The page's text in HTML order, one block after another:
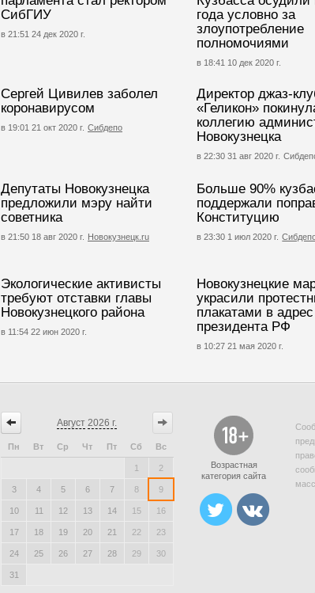
СибГИУ
в 21:51 24 дек 2020 г.
года условно за
злоупотребление
полномочиями
в 18:41 10 дек 2020 г.
Сергей Цивилев заболел
коронавирусом
в 19:01 21 окт 2020 г. Сибдепо
Директор джаз-
«Геликон»
коллегию
Новокузнецка
в 22:30 31 авг 2020 г.
Депутаты Новокузнецка
предложили мэру найти
советника
в 21:50 18 авг 2020 г. Новокузнецк.ru
Больше 90%
поддержали
Конституцию
в 23:30 1 июл 2020 г.
Экологические активисты
требуют отставки главы
Новокузнецкого района
в 11:54 22 июн 2020 г.
Новокузнецкие
украсили
плакатами в адрес
президента РФ
в 10:27 21 мая 2020 г.
Август 2026 г.
Пн Вт Ср Чт Пт Сб Вс
1 2
3 4 5 6 7 8 9
10 11 12 13 14 15 16
17 18 19 20 21 22 23
24 25 26 27 28 29 30
31
Возрастная
категория сайта